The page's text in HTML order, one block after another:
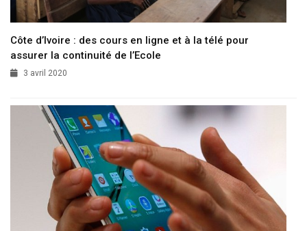
Côte d’Ivoire : des cours en ligne et à la télé pour
assurer la continuité de l’Ecole
3 avril 2020